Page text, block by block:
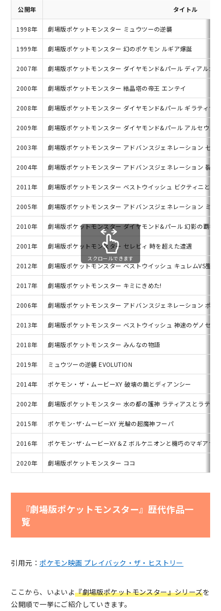
公開年 タイトル
1998年 劇場版ポケットモンスター ミュウツーの逆襲
1999年 劇場版ポケットモンスター 幻のポケモン ルギア爆誕
2007年 劇場版ポケットモンスター ダイヤモンド&パール ディアルガ
2000年 劇場版ポケットモンスター 結晶塔の帝王 エンテイ
2008年 劇場版ポケットモンスター ダイヤモンド&パール ギラティナ
2009年 劇場版ポケットモンスター ダイヤモンド&パール アルセウス
2003年 劇場版ポケットモンスター アドバンスジェネレーション 七夜
2004年 劇場版ポケットモンスター アドバンスジェネレーション 裂空
2011年 劇場版ポケットモンスター ベストウイッシュ ビクティニと黒
2005年 劇場版ポケットモンスター アドバンスジェネレーション ミュ
2010年 劇場版ポケットモンスター ダイヤモンド&パール 幻影の覇者
2001年 劇場版ポケットモンスター セレビィ 時を超えた遭遇
2012年 劇場版ポケットモンスター ベストウイッシュ キュレムVS聖剣
2017年 劇場版ポケットモンスター キミにきめた!
2006年 劇場版ポケットモンスター アドバンスジェネレーション ポケ
2013年 劇場版ポケットモンスター ベストウイッシュ 神速のゲノセク
2018年 劇場版ポケットモンスター みんなの物語
2019年 ミュウツーの逆襲 EVOLUTION
2014年 ポケモン・ザ・ムービーXY 破壊の繭とディアンシー
2002年 劇場版ポケットモンスター 水の都の護神 ラティアスとラティ
2015年 ポケモン･ザ･ムービーXY 光輪の超魔神フーパ
2016年 ポケモン･ザ･ムービーXY＆Z ボルケニオンと機巧のマギアナ
2020年 劇場版ポケットモンスター ココ
スクロールできます
『劇場版ポケットモンスター』歴代作品一
覧
引用元：ポケモン映画 プレイバック・ザ・ヒストリー
ここから、いよいよ『劇場版ポケットモンスター』シリーズを
公開順で一挙にご紹介していきます。